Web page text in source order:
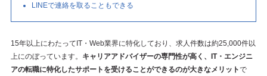
LINEで連絡を取ることもできる
15年以上にわたってIT・Web業界に特化しており、求人件数は約25,000件以
上にのぼっています。 キャリアアドバイザーの専門性が高く、IT・エンジニ
アの転職に特化したサポートを受けることができるのが大きなメリットで